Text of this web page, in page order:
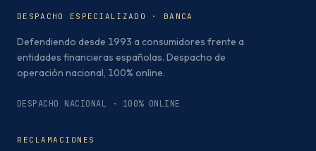
DESPACHO ESPECIALIZADO · BANCA
Defendiendo desde 1993 a consumidores frente a
entidades financieras españolas. Despacho de
operación nacional, 100% online.
DESPACHO NACIONAL · 100% ONLINE
RECLAMACIONES